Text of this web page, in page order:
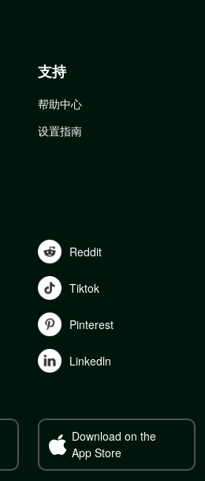
支持
帮助中心
设置指南
Reddit
Tiktok
Pinterest
Linkedln
Download on the
App Store